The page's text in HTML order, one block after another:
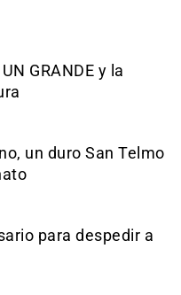
GRANDE y la
un duro San Telmo
para despedir a